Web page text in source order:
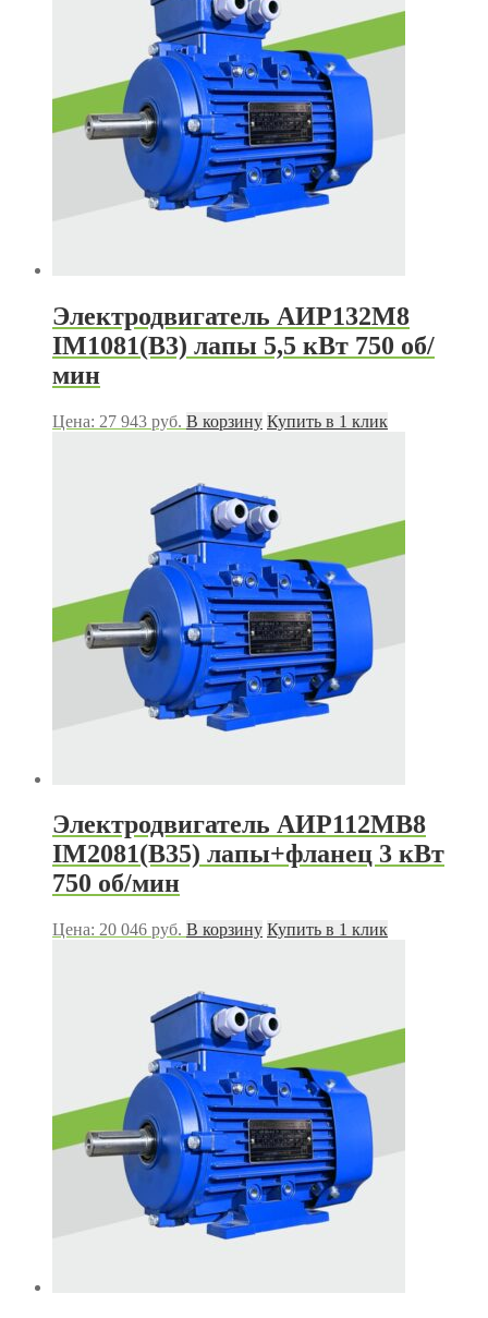
Электродвигатель АИР132M8
IM1081(B3) лапы 5,5 кВт 750 об/
мин
Цена: 27 943 руб. В корзину Купить в 1 клик
Электродвигатель АИР112MB8
IM2081(B35) лапы+фланец 3 кВт
750 об/мин
Цена: 20 046 руб. В корзину Купить в 1 клик